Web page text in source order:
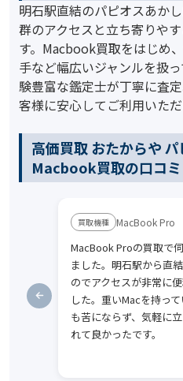
明石駅直結のパピオスあか
群のアクセスと立ち寄りや
す。Macbook買取をはじめ
手など幅広いジャンルを扱
験豊富な鑑定士が丁寧に査
客様に安心してご利用いた
高価買取 おたからや
Macbook買取の口コミ
MacBook Pro
MacBook Proの買取で
ました。明石駅から直
のでアクセスが非常に
した。重いMacを持っ
も苦にならず、気軽に
れて良かったです。